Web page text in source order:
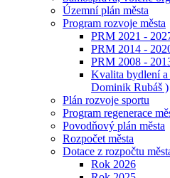
Územní plán města
Program rozvoje města
PRM 2021 -
PRM 2014 -
PRM 2008 -
Kvalita bydlení
Dominik Rubáš )
Plán rozvoje sportu
Program regenerace
Povodňový plán města
Rozpočet města
Dotace z rozpočtu
Rok 2026